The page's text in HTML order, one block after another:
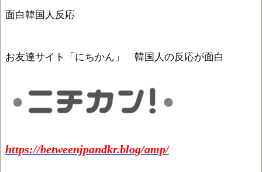
面白韓国人反応
お友達サイト「にちかん」 韓国人の反応が面白
https://betweenjpandkr.blog/amp/